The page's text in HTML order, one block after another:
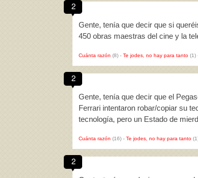
2
Gente, tenía que decir que si
450 obras maestras del cine y la
Cuánta razón (8) - Te jodes, no hay para tanto (1)
2
Gente, tenía que decir que el
Ferrari intentaron robar/copiar su
tecnología, pero un Estado de
Cuánta razón (16) - Te jodes, no hay para tanto
2